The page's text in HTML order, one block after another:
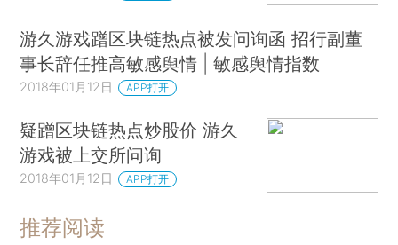
游久游戏蹭区块链热点被发问询函 招行副董
事长辞任推高敏感舆情 | 敏感舆情指数
2018年01月12日 APP打开
疑蹭区块链热点炒股价 游久
游戏被上交所问询
2018年01月12日 APP打开
推荐阅读